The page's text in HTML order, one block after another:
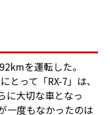
を運転した。
とって「RX-7」は、
に大切な車となっ
一度もなかったのは